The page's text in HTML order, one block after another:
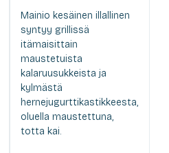
Mainio kesäinen illallinen
syntyy grillissä
itämaisittain
maustetuista
kalaruusukkeista ja
kylmästä
hernejugurttikastikkeesta,
oluella maustettuna,
totta kai.